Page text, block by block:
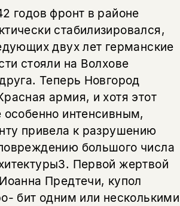
годов фронт в районе
стабилизировался,
двух лет германские
стояли на Волхове
Теперь Новгород
армия, и хотя этот
особенно интенсивным,
привела к разрушению
большого числа
Первой жертвой
Предтечи, купол
бит одним или несколькими